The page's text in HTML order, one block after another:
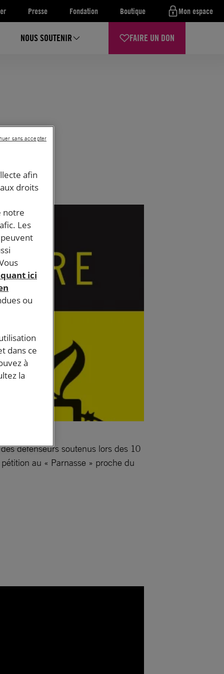
Presse Fondation Boutique Mon espace
NOUS SOUTENIR FAIRE UN DON
défenseurs soutenus lors des 10
au « Parnasse » proche du
afin
droits
notre
Les
ici
ou
dans ce
à
la
sans accepter